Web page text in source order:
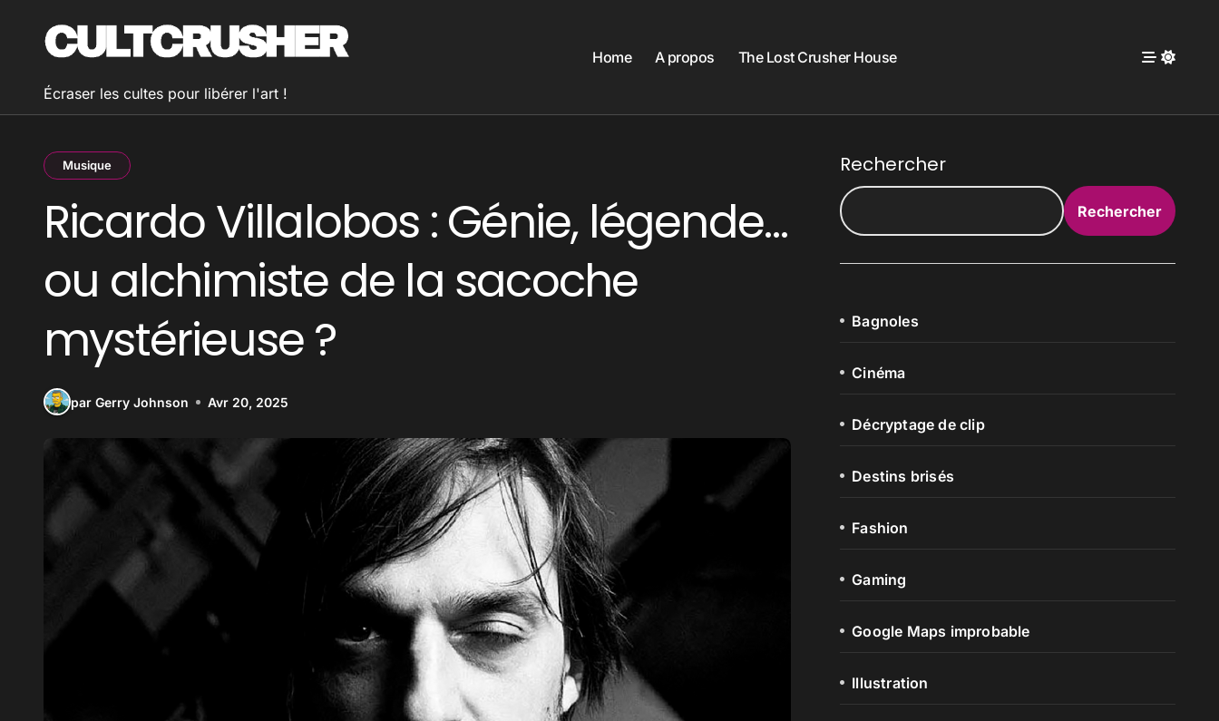
contenu
Écraser les cultes pour libérer l'art !
Home A propos The Lost Crusher House
Musique
Ricardo Villalobos : Génie, légende…
ou alchimiste de la sacoche
mystérieuse ?
par Gerry Johnson Avr 20, 2025
Rechercher
Rechercher
Bagnoles
Cinéma
Décryptage de clip
Destins brisés
Fashion
Gaming
Google Maps improbable
Illustration